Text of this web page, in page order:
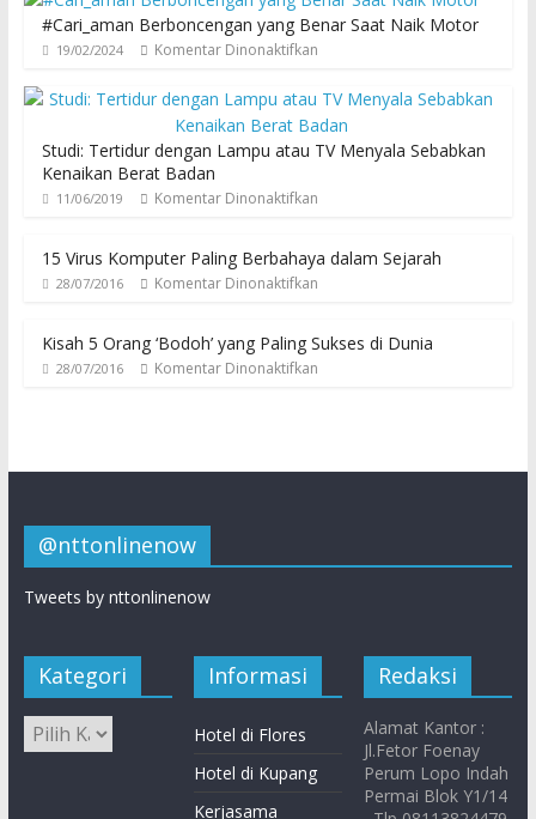
#Cari_aman Berboncengan yang Benar Saat Naik Motor
19/02/2024 Komentar Dinonaktifkan
Studi: Tertidur dengan Lampu atau TV Menyala Sebabkan
Kenaikan Berat Badan
11/06/2019 Komentar Dinonaktifkan
15 Virus Komputer Paling Berbahaya dalam Sejarah
28/07/2016 Komentar Dinonaktifkan
Kisah 5 Orang ‘Bodoh’ yang Paling Sukses di Dunia
28/07/2016 Komentar Dinonaktifkan
@nttonlinenow
Tweets by nttonlinenow
Kategori Informasi
Hotel di Flores
Hotel di Kupang
Kerjasama
Redaksi
Alamat Kantor :
Jl.Fetor Foenay
Perum Lopo Indah
Permai Blok Y1/14